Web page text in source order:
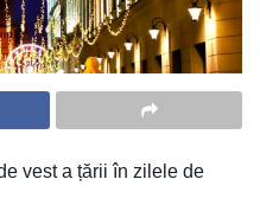
vest a țării în zilele de